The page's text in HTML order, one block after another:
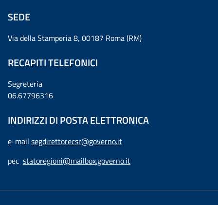
SEDE
Via della Stamperia 8, 00187 Roma (RM)
RECAPITI TELEFONICI
Segreteria
06.67796316
INDIRIZZI DI POSTA ELETTRONICA
e-mail segdirettorecsr@governo.it
pec statoregioni@mailbox.governo.it